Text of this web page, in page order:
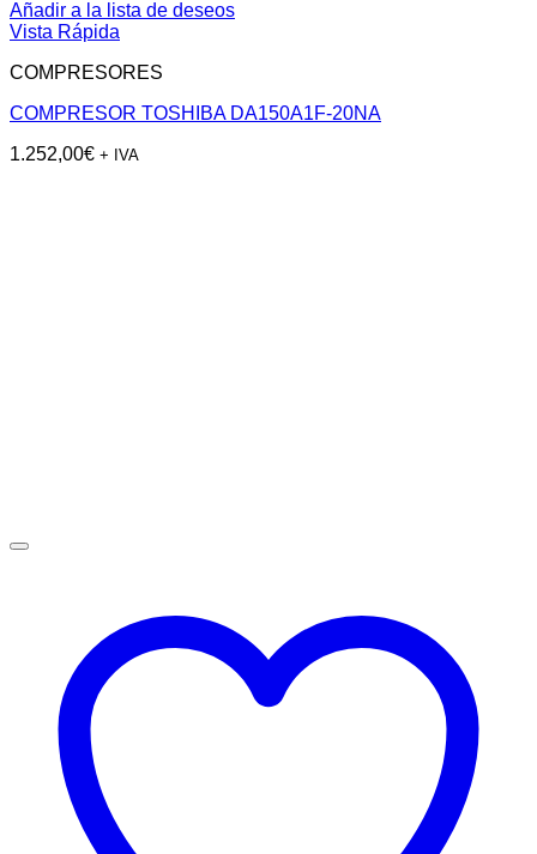
Añadir a la lista de deseos
Vista Rápida
COMPRESORES
COMPRESOR TOSHIBA DA150A1F-20NA
1.252,00€ + IVA